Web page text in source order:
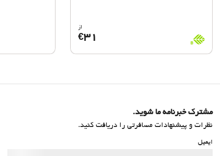
BioScore
از
€31
مشترک خبرنامه ما شوید.
نظرات و پیشنهادات مسافرتی را دریافت کنید.
ایمیل